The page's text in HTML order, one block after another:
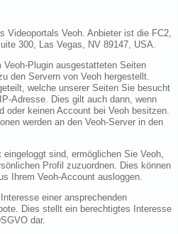
Videoportals Veoh. Anbieter ist die FC2,
300, Las Vegas, NV 89147, USA.
Plugin ausgestatteten Seiten
den Servern von Veoh hergestellt.
welche unserer Seiten Sie besucht
Adresse. Dies gilt auch dann, wenn
oder keinen Account bei Veoh besitzen.
werden an den Veoh-Server in den
sind, ermöglichen Sie Veoh,
Profil zuzuordnen. Dies können
Ihrem Veoh-Account ausloggen.
einer ansprechenden
Dies stellt ein berechtigtes Interesse
dar.